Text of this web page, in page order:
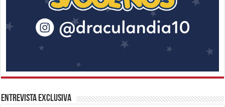
Entrevista Exclusiva